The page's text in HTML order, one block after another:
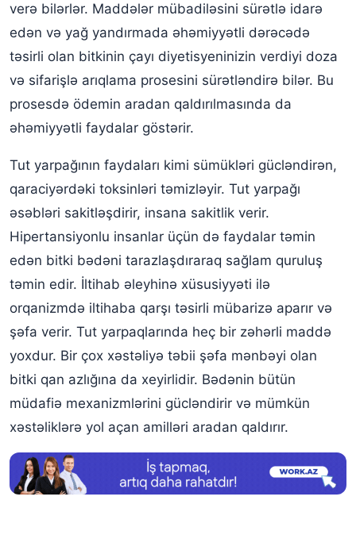
verə bilərlər. Maddələr mübadiləsini sürətlə idarə
edən və yağ yandırmada əhəmiyyətli dərəcədə
təsirli olan bitkinin çayı diyetisyeninizin verdiyi doza
və sifarişlə arıqlama prosesini sürətləndirə bilər. Bu
prosesdə ödemin aradan qaldırılmasında da
əhəmiyyətli faydalar göstərir.
Tut yarpağının faydaları kimi sümükləri gücləndirən,
qaraciyərdəki toksinləri təmizləyir. Tut yarpağı
əsəbləri sakitləşdirir, insana sakitlik verir.
Hipertansiyonlu insanlar üçün də faydalar təmin
edən bitki bədəni tarazlaşdıraraq sağlam quruluş
təmin edir. İltihab əleyhinə xüsusiyyəti ilə
orqanizmdə iltihaba qarşı təsirli mübarizə aparır və
şəfa verir. Tut yarpaqlarında heç bir zəhərli maddə
yoxdur. Bir çox xəstəliyə təbii şəfa mənbəyi olan
bitki qan azlığına da xeyirlidir. Bədənin bütün
müdafiə mexanizmlərini gücləndirir və mümkün
xəstəliklərə yol açan amilləri aradan qaldırır.